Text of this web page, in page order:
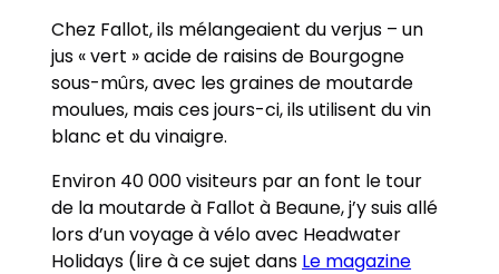
Chez Fallot, ils mélangeaient du verjus – un
jus « vert » acide de raisins de Bourgogne
sous-mûrs, avec les graines de moutarde
moulues, mais ces jours-ci, ils utilisent du vin
blanc et du vinaigre.
Environ 40 000 visiteurs par an font le tour
de la moutarde à Fallot à Beaune, j’y suis allé
lors d’un voyage à vélo avec Headwater
Holidays (lire à ce sujet dans Le magazine